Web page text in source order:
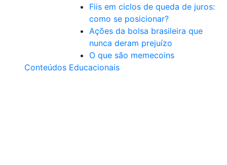
Fiis em ciclos de queda de juros:
como se posicionar?
Ações da bolsa brasileira que
nunca deram prejuízo
O que são memecoins
Conteúdos Educacionais